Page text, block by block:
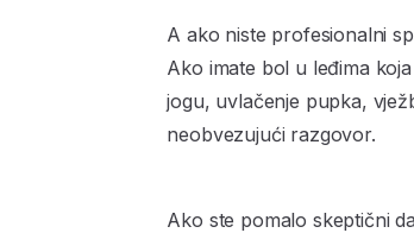
A ako niste profesionalni
Ako imate bol u leđima
jogu, uvlačenje pupka,
neobvezujući razgovor.
Ako ste pomalo skeptični